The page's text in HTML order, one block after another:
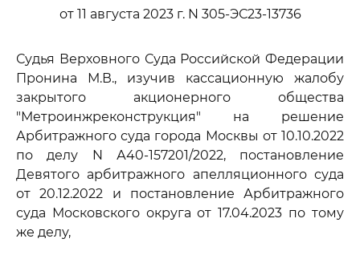
от 11 августа 2023 г. N 305-ЭС23-13736
Судья Верховного Суда Российской Федерации
Пронина М.В., изучив кассационную жалобу
закрытого акционерного общества
"Метроинжреконструкция" на решение
Арбитражного суда города Москвы от 10.10.2022
по делу N А40-157201/2022, постановление
Девятого арбитражного апелляционного суда
от 20.12.2022 и постановление Арбитражного
суда Московского округа от 17.04.2023 по тому
же делу,